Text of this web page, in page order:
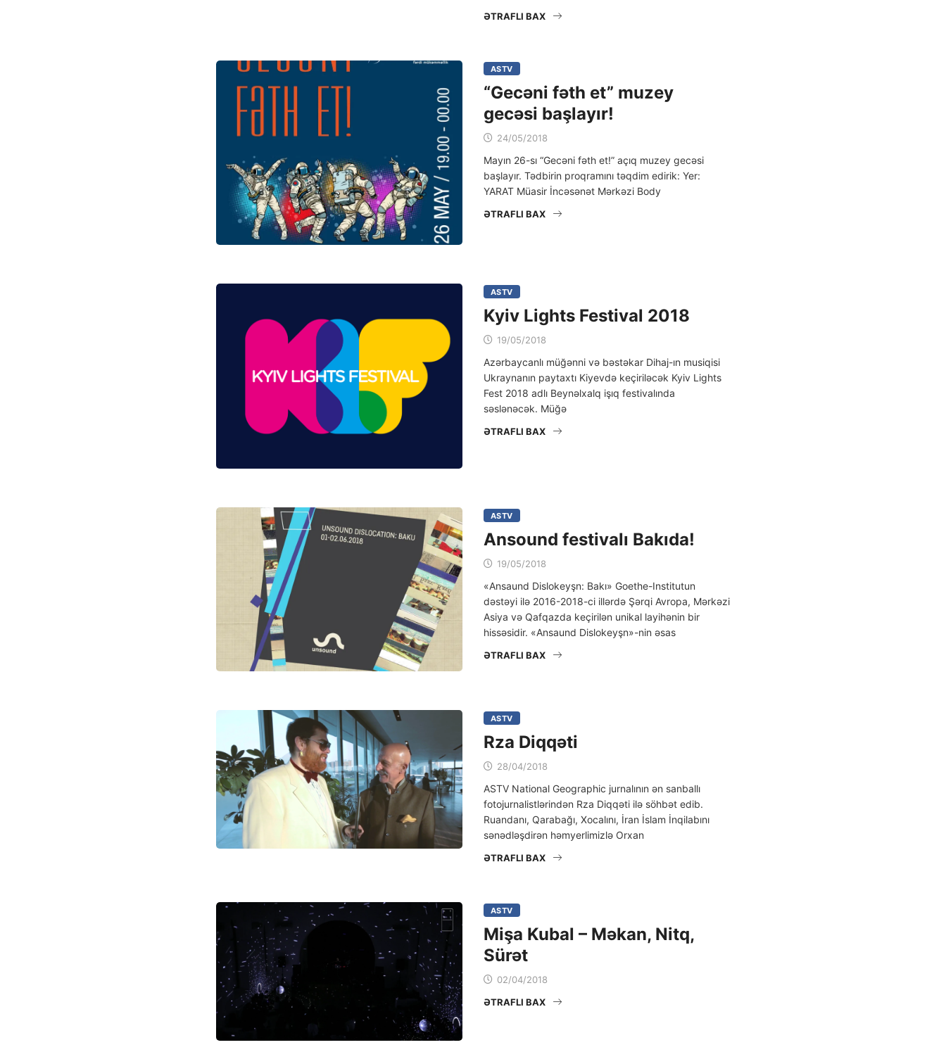
ƏTRAFLI BAX
ASTV
“Gecəni fəth et” muzey
gecəsi başlayır!
24/05/2018
Mayın 26-sı “Gecəni fəth et!” açıq muzey gecəsi
başlayır. Tədbirin proqramını təqdim edirik: Yer:
YARAT Müasir İncəsənət Mərkəzi Body
ƏTRAFLI BAX
ASTV
Kyiv Lights Festival 2018
19/05/2018
Azərbaycanlı müğənni və bəstəkar Dihaj-ın musiqisi
Ukraynanın paytaxtı Kiyevdə keçiriləcək Kyiv Lights
Fest 2018 adlı Beynəlxalq işıq festivalında
səslənəcək. Müğə
ƏTRAFLI BAX
ASTV
Ansound festivalı Bakıda!
19/05/2018
«Ansaund Dislokeyşn: Bakı» Goethe-Institutun
dəstəyi ilə 2016-2018-ci illərdə Şərqi Avropa, Mərkəzi
Asiya və Qafqazda keçirilən unikal layihənin bir
hissəsidir. «Ansaund Dislokeyşn»-nin əsas
ƏTRAFLI BAX
ASTV
Rza Diqqəti
28/04/2018
ASTV National Geographic jurnalının ən sanballı
fotojurnalistlərindən Rza Diqqəti ilə söhbət edib.
Ruandanı, Qarabağı, Xocalını, İran İslam İnqilabını
sənədləşdirən həmyerlimizlə Orxan
ƏTRAFLI BAX
ASTV
Mişa Kubal – Məkan, Nitq,
Sürət
02/04/2018
ƏTRAFLI BAX